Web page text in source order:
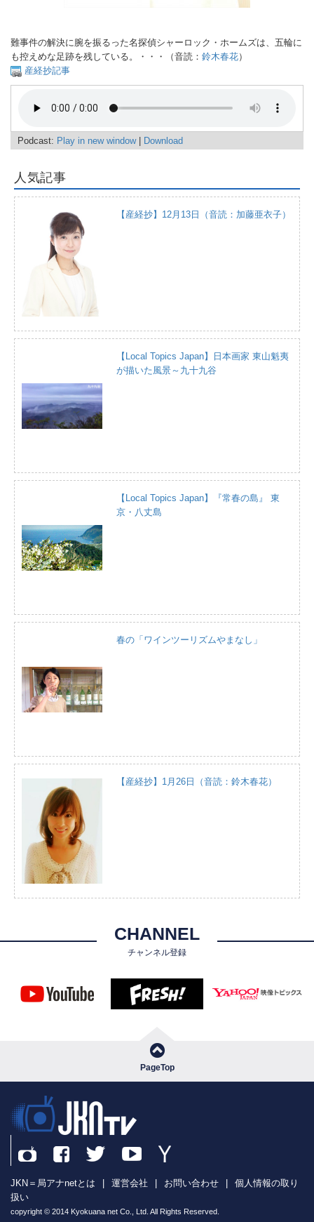
難事件の解決に腕を振るった名探偵シャーロック・ホームズは、五輪に
も控えめな足跡を残している。・・・（音読： 鈴木春花）
産経抄記事
Podcast: Play in new window| Download
人気記事
【産経抄】12月13日（音読：加藤亜衣子）
【Local Topics Japan】日本画家 東山魁夷
が描いた風景～九十九谷
【Local Topics Japan】『常春の島』 東
京・八丈島
春の「ワインツーリズムやまなし」
【産経抄】1月26日（音読：鈴木春花）
CHANNEL
チャンネル登録
PageTop
JKN＝局アナnetとは 運営会社 お問い合わせ
個人情報の取り
扱い
copyright © 2014 Kyokuana net Co., Ltd. All Rights Reserved.